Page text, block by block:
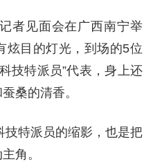
者见面会在广西南宁举
炫目的灯光，到场的5位
技特派员”代表，身上还
桑的清香。
技特派员的缩影，也是把
角。